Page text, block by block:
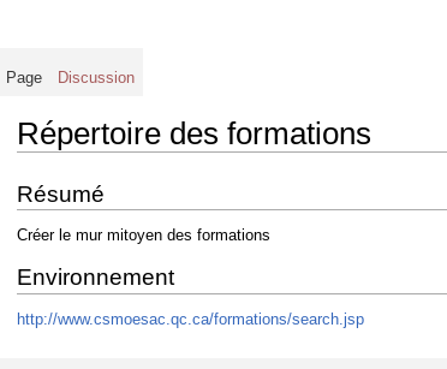
Répertoire des formations
Résumé
Créer le mur mitoyen des formations
Environnement
http://www.csmoesac.qc.ca/formations/search.jsp
Page Discussion